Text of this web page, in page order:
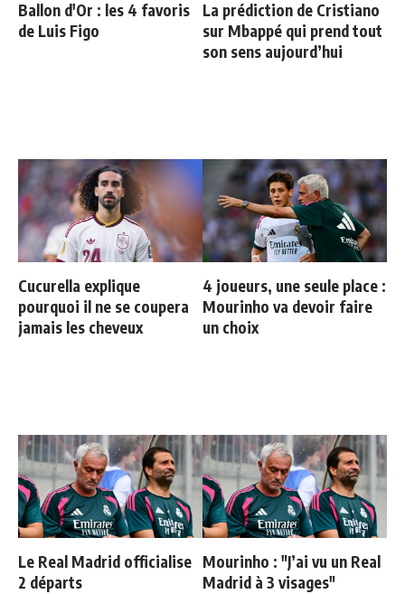
Ballon d'Or : les 4 favoris
de Luis Figo
La prédiction de Cristiano
sur Mbappé qui prend tout
son sens aujourd’hui
Cucurella explique
pourquoi il ne se coupera
jamais les cheveux
4 joueurs, une seule place :
Mourinho va devoir faire
un choix
Le Real Madrid officialise
2 départs
Mourinho : "J’ai vu un Real
Madrid à 3 visages"